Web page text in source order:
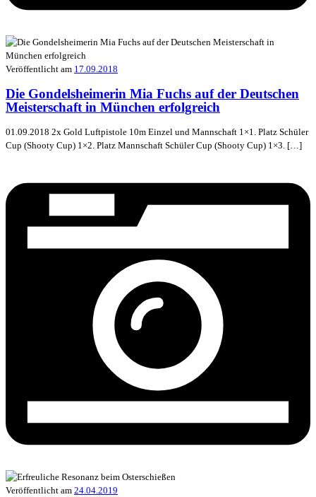
Veröffentlicht am 17.09.2018
Die Gondelsheimerin Mia Fuchs auf der Deutschen
Meisterschaft in München erfolgreich
01.09.2018 2x Gold Luftpistole 10m Einzel und Mannschaft 1×1. Platz Schüler
Cup (Shooty Cup) 1×2. Platz Mannschaft Schüler Cup (Shooty Cup) 1×3. […]
Veröffentlicht am 24.04.2019